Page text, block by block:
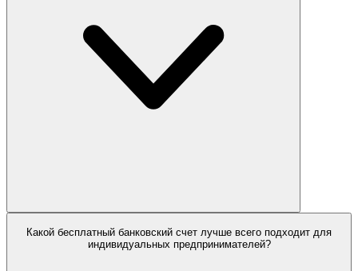
Какой бесплатный банковский счет лучше всего подходит для
индивидуальных предпринимателей?